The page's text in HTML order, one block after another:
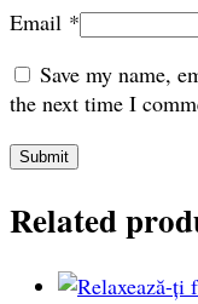
Email *
Save my name,
the next time I
Related